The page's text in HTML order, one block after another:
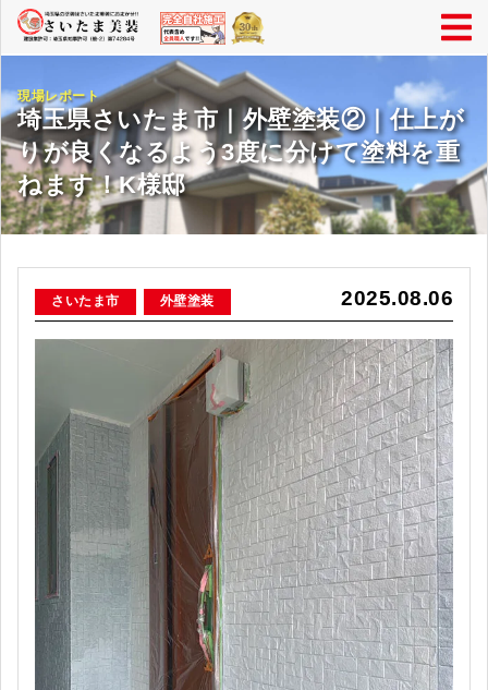
現場レポート
埼玉県さいたま市｜外壁塗装②｜仕上が
りが良くなるよう3度に分けて塗料を重
ねます！K様邸
2025.08.06
さいたま市 外壁塗装